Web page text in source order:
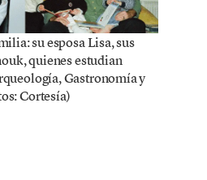
su esposa Lisa, sus
quienes estudian
Gastronomía y
Cortesía)